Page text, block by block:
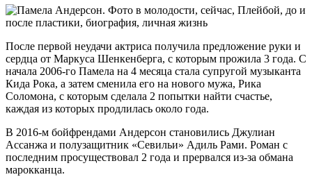
После первой неудачи актриса получила предложение руки и
сердца от Маркуса Шенкенберга, с которым прожила 3 года. С
начала 2006-го Памела на 4 месяца стала супругой музыканта
Кида Рока, а затем сменила его на нового мужа, Рика
Соломона, с которым сделала 2 попытки найти счастье,
каждая из которых продлилась около года.
В 2016-м бойфрендами Андерсон становились Джулиан
Ассанжа и полузащитник «Севильи» Адиль Рами. Роман с
последним просуществовал 2 года и прервался из-за обмана
марокканца.